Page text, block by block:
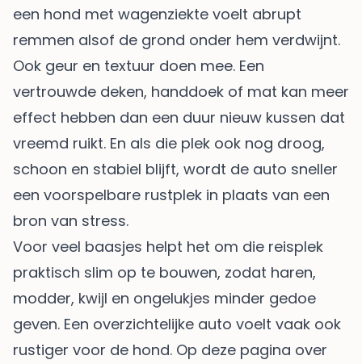
een hond met wagenziekte voelt abrupt
remmen alsof de grond onder hem verdwijnt.
Ook geur en textuur doen mee. Een
vertrouwde deken, handdoek of mat kan meer
effect hebben dan een duur nieuw kussen dat
vreemd ruikt. En als die plek ook nog droog,
schoon en stabiel blijft, wordt de auto sneller
een voorspelbare rustplek in plaats van een
bron van stress.
Voor veel baasjes helpt het om die reisplek
praktisch slim op te bouwen, zodat haren,
modder, kwijl en ongelukjes minder gedoe
geven. Een overzichtelijke auto voelt vaak ook
rustiger voor de hond. Op deze pagina over